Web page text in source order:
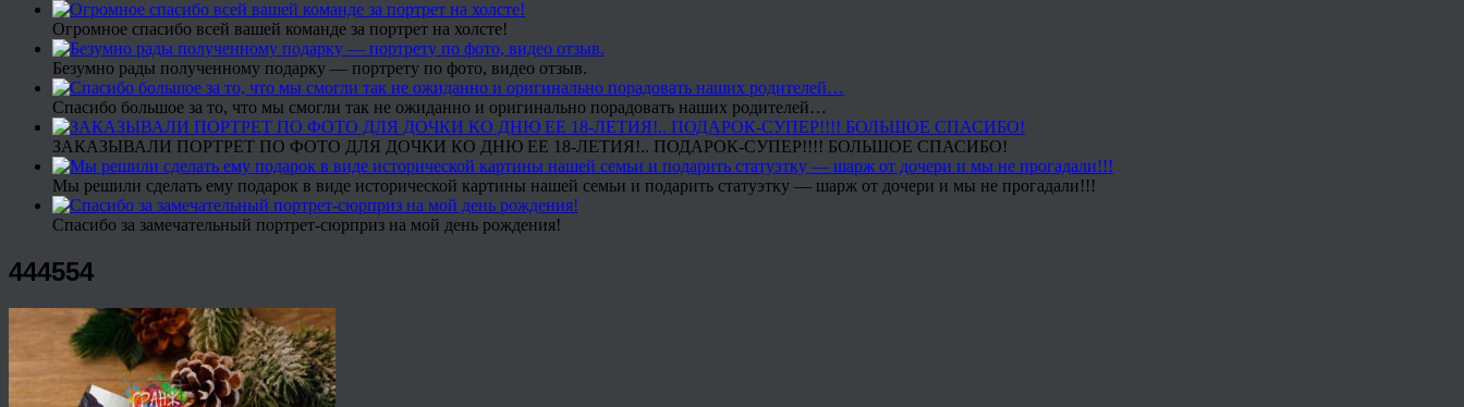
Огромное спасибо всей вашей команде за портрет на холсте!
Безумно рады полученному подарку — портрету по фото, видео отзыв.
Спасибо большое за то, что мы смогли так не ожиданно и оригинально порадовать наших родителей…
ЗАКАЗЫВАЛИ ПОРТРЕТ ПО ФОТО ДЛЯ ДОЧКИ КО ДНЮ ЕЕ 18-ЛЕТИЯ!.. ПОДАРОК-СУПЕР!!!! БОЛЬШОЕ СПАСИБО!
Мы решили сделать ему подарок в виде исторической картины нашей семьи и подарить статуэтку — шарж от дочери и мы не прогадали!!!
Спасибо за замечательный портрет-сюрприз на мой день рождения!
444554